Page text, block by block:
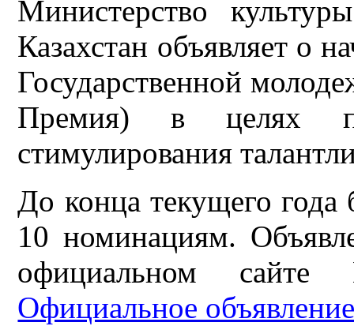
Министерство
Казахстан объявляет о
Государственной
Премия) в целях
стимулирования
До конца текущего года
10 номинациям.
официальном сайте
Официальное